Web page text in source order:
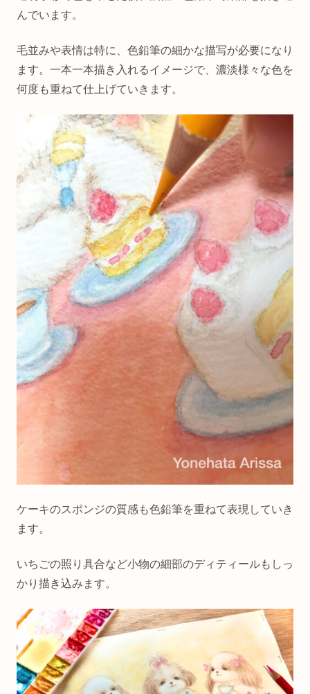
んでいます。
毛並みや表情は特に、色鉛筆の細かな描写が必要になり
ます。一本一本描き入れるイメージで、濃淡様々な色を
何度も重ねて仕上げていきます。
ケーキのスポンジの質感も色鉛筆を重ねて表現していき
ます。
いちごの照り具合など小物の細部のディティールもしっ
かり描き込みます。